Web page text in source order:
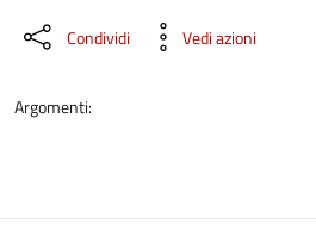
Condividi Vedi azioni
Argomenti: